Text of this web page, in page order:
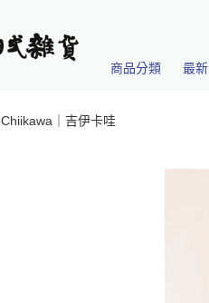
商品分類 最
Chiikawa｜吉伊卡哇